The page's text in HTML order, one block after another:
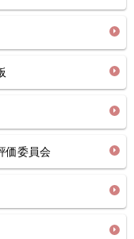
価委員会